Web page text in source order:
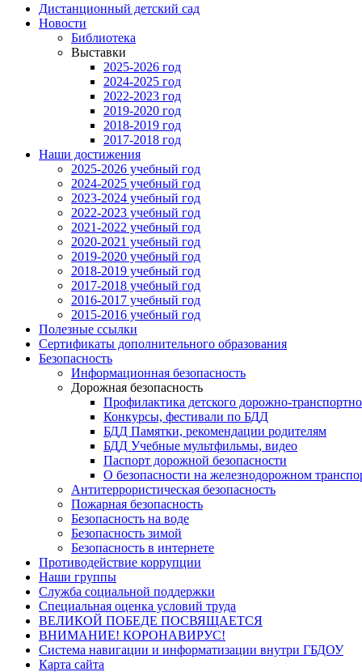
Дистанционный детский сад
Новости
Библиотека
Выставки
2025-2026 год
2024-2025 год
2022-2023 год
2019-2020 год
2018-2019 год
2017-2018 год
Наши достижения
2025-2026 учебный год
2024-2025 учебный год
2023-2024 учебный год
2022-2023 учебный год
2021-2022 учебный год
2020-2021 учебный год
2019-2020 учебный год
2018-2019 учебный год
2017-2018 учебный год
2016-2017 учебный год
2015-2016 учебный год
Полезные ссылки
Сертификаты дополнительного образования
Безопасность
Информационная безопасность
Дорожная безопасность
Профилактика детского дорожно-
Конкурсы, фестивали по БДД
БДД Памятки, рекомендации родителям
БДД Учебные мультфильмы, видео
Паспорт дорожной безопасности
О безопасности на железнодорожном
Антитеррористическая безопасность
Пожарная безопасность
Безопасность на воде
Безопасность зимой
Безопасность в интернете
Противодействие коррупции
Наши группы
Служба социальной поддержки
Специальная оценка условий труда
ВЕЛИКОЙ ПОБЕДЕ ПОСВЯЩАЕТСЯ
ВНИМАНИЕ! КОРОНАВИРУС!
Система навигации и информатизации внутри ГБДОУ
Карта сайта